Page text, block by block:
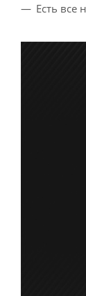
Есть все